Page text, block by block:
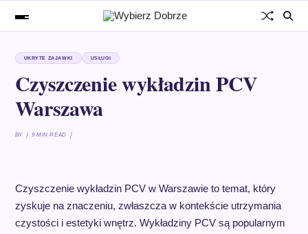
UKRYTE ZAJAWKI USŁUGI
Czyszczenie wykładzin PCV
Warszawa
BY 9 MIN READ
Czyszczenie wykładzin PCV w Warszawie to temat, który
zyskuje na znaczeniu, zwłaszcza w kontekście utrzymania
czystości i estetyki wnętrz. Wykładziny PCV są popularnym